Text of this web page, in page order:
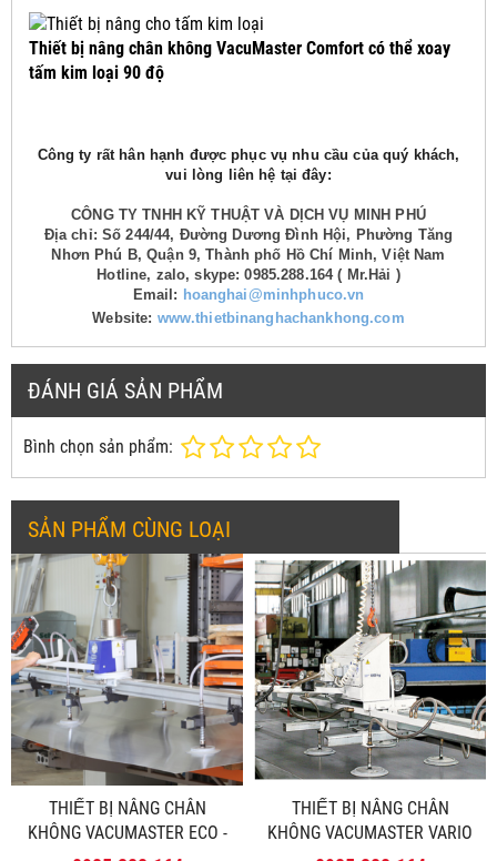
Thiết bị nâng chân không VacuMaster Comfort có thể xoay
tấm kim loại 90 độ
Công ty rất hân hạnh được phục vụ nhu cầu của quý khách,
vui lòng liên hệ tại đây:
CÔNG TY TNHH KỸ THUẬT VÀ DỊCH VỤ MINH PHÚ
Địa chỉ: Số 244/44, Đường Dương Đình Hội, Phường Tăng
Nhơn Phú B, Quận 9, Thành phố Hồ Chí Minh, Việt Nam
Hotline, zalo, skype: 0985.288.164 ( Mr.Hải )
Email: hoanghai@minhphuco.vn
Website: www.thietbinanghachankhong.com
ĐÁNH GIÁ SẢN PHẨM
Bình chọn sản phẩm:
SẢN PHẨM CÙNG LOẠI
THIẾT BỊ NÂNG CHÂN
KHÔNG VACUMASTER ECO -
THIẾT BỊ NÂNG CHÂN
KHÔNG VACUMASTER VARIO